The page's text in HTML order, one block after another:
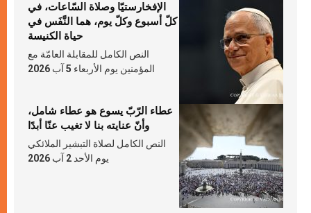
الإفخارستيّا وصلاة السّاعات، في
كلّ أسبوع وكلّ يوم، هما النَّفَس في
حياة الكنيسة
النص الكامل للمقابلة العامّة مع
المؤمنين يوم الأربعاء 5 آب 2026
عطاء الرّبّ يسوع هو عطاء شامل،
وأنّ عنايته بنا لا تغيب عنّا أبدًا
النص الكامل لصلاة التبشير الملائكي
يوم الأحد 2 آب 2026